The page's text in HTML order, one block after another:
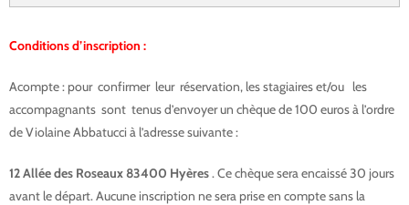
Conditions d’inscription :
Acompte : pour confirmer leur réservation, les stagiaires et/ou les
accompagnants sont tenus d’envoyer un chèque de 100 euros à l’ordre
de Violaine Abbatucci à l’adresse suivante :
12 Allée des Roseaux 83400 Hyères. Ce chèque sera encaissé 30 jours
avant le départ. Aucune inscription ne sera prise en compte sans la